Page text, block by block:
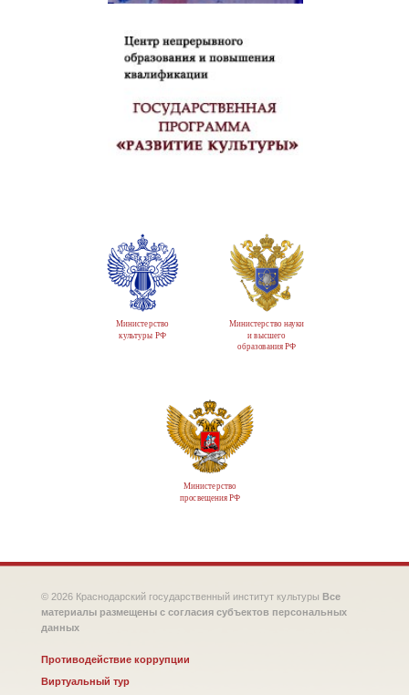
Министерство
культуры РФ
Министерство науки
и высшего
образования РФ
Министерство
просвещения РФ
© 2026 Краснодарский государственный институт культуры Все
материалы размещены с согласия субъектов персональных
данных
Противодействие коррупции
Виртуальный тур